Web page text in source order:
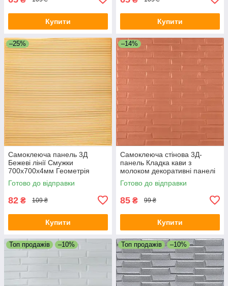
Купити Купити
–25%
Самоклеюча панель 3Д
Бежеві лінії Смужки
700х700х4мм Геометрія
декоративна текстурна
стінова SW-00001953
Готово до відправки
82 ₴ 109 ₴
Купити
–14%
Самоклеюча стінова 3Д-
панель Кладка кави з
молоком декоративні панелі
700x770x5мм цегляна кладка
SW-00001715
Готово до відправки
85 ₴ 99 ₴
Купити
Топ продажів –10% Топ продажів –10%